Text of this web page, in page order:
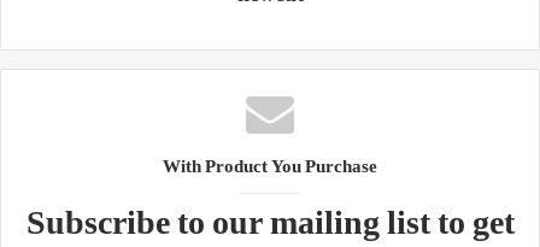
With Product You Purchase
Subscribe to our mailing list to get